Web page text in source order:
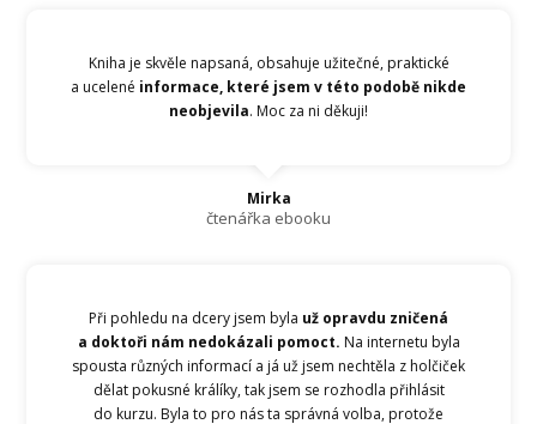
Kniha je skvěle napsaná, obsahuje užitečné, praktické
a ucelené informace, které jsem v této podobě nikde
neobjevila. Moc za ni děkuji!
Mirka
čtenářka ebooku
Při pohledu na dcery jsem byla už opravdu zničená
a doktoři nám nedokázali pomoct. Na internetu byla
spousta různých informací a já už jsem nechtěla z holčiček
dělat pokusné králíky, tak jsem se rozhodla přihlásit
do kurzu. Byla to pro nás ta správná volba, protože